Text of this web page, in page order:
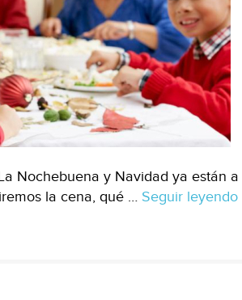
Nochebuena y Navidad ya están
la cena, qué … Seguir leyendo